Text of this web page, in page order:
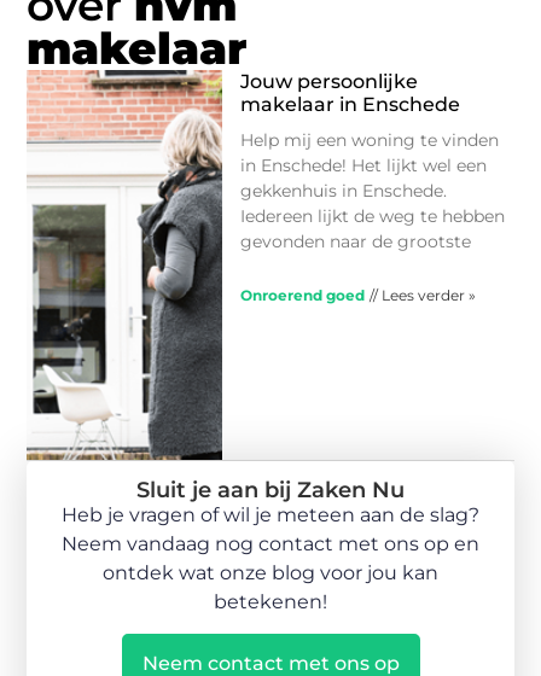
makelaar
Jouw persoonlijke
makelaar in Enschede
Help mij een woning te vinden
in Enschede! Het lijkt wel een
gekkenhuis in Enschede.
Iedereen lijkt de weg te hebben
gevonden naar de grootste
Onroerend goed // Lees verder »
Sluit je aan bij Zaken Nu
Heb je vragen of wil je meteen aan de slag?
Neem vandaag nog contact met ons op en
ontdek wat onze blog voor jou kan
betekenen!
Neem contact met ons op